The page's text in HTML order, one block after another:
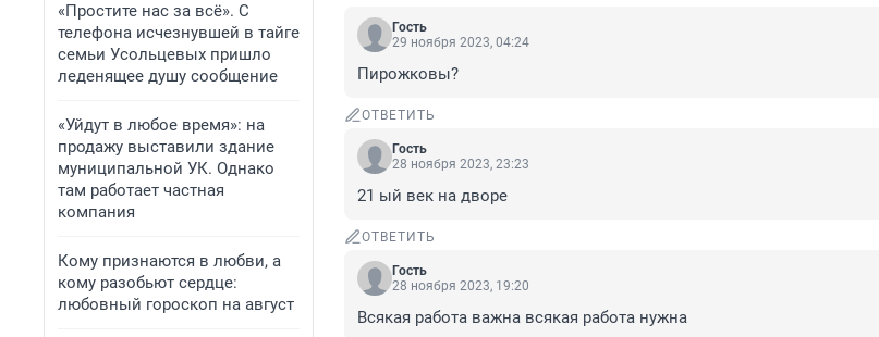
«Простите нас за всё». С
телефона исчезнувшей в тайге
семьи Усольцевых пришло
леденящее душу сообщение
«Уйдут в любое время»: на
продажу выставили здание
муниципальной УК. Однако
там работает частная
компания
Кому признаются в любви, а
кому разобьют сердце:
любовный гороскоп на август
Гость
29 ноября 2023, 04:24
Пирожковы?
ОТВЕТИТЬ
Гость
28 ноября 2023, 23:23
21 ый век на дворе
ОТВЕТИТЬ
Гость
28 ноября 2023, 19:20
Всякая работа важна всякая работа нужна